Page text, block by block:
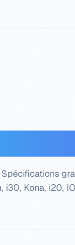
Kona, i20,